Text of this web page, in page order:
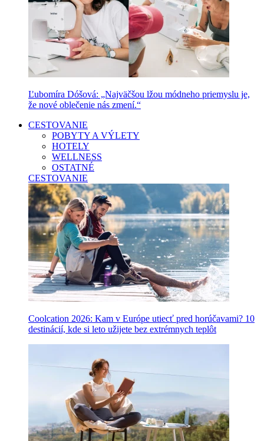
Ľubomíra Dóšová: „Najväčšou lžou módneho priemyslu je,
že nové oblečenie nás zmení.“
CESTOVANIE
POBYTY A VÝLETY
HOTELY
WELLNESS
OSTATNÉ
CESTOVANIE
Coolcation 2026: Kam v Európe utiecť pred horúčavami? 10
destinácií, kde si leto užijete bez extrémnych teplôt